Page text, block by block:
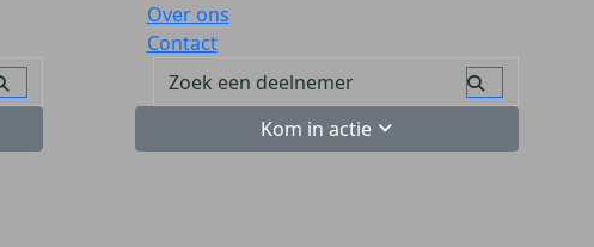
Over ons
Contact
Kom in actie